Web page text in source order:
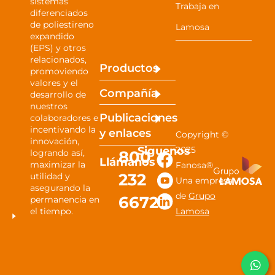
diferenciados
de poliestireno
expandido
(EPS) y otros
relacionados,
promoviendo
valores y el
desarrollo de
nuestros
colaboradores e
incentivando la
innovación,
logrando así,
maximizar la
utilidad y
asegurando la
permanencia en
el tiempo.
Productos
Compañía
Publicaciones
yenlaces
Llámanos
800
232
6672
Siguenos
Copyright ©
2025
Fanosa®
Una empresa
de Grupo
Lamosa
Trabaja en
Lamosa